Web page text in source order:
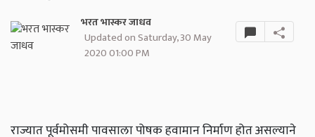
भरत भास्कर जाधव
Updated on Saturday, 30 May
2020 01:00 PM
राज्यात पूर्वमोसमी पावसाला पोषक हवामान निर्माण होत असल्याने